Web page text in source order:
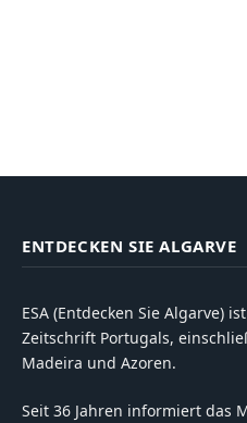
ENTDECKEN SIE ALGARVE
ESA (Entdecken Sie Algarve)
Zeitschrift Portugals,
Madeira und Azoren.
Seit 36 Jahren informiert das